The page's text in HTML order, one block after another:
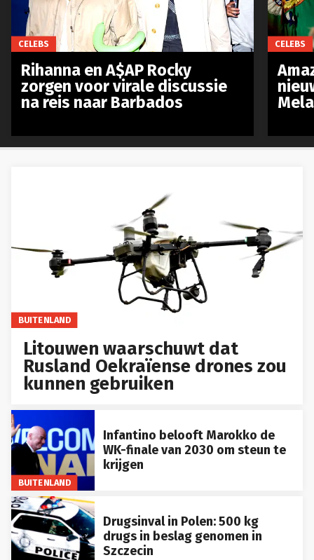
BUITENLAND
Litouwen waarschuwt dat
Rusland Oekraïense drones zou
kunnen gebruiken
BUITENLAND
Infantino belooft Marokko de
WK-finale van 2030 om steun te
krijgen
Drugsinval in Polen: 500 kg
drugs in beslag genomen in
Szczecin
CELEBS
Rihanna en A$AP Rocky
zorgen voor virale discussie
na reis naar Barbados
CELEBS